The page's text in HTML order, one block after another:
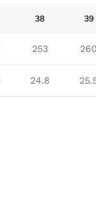
38 39
253 260
24.8